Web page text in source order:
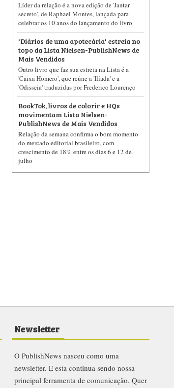
Líder da relação é a nova edição de 'Jantar
secreto', de Raphael Montes, lançada para
celebrar os 10 anos do lançamento do livro
'Diários de uma apotecária' estreia no
topo da Lista Nielsen-PublishNews de
Mais Vendidos
Outro livro que faz sua estreia na Lista é a
'Caixa Homero', que reúne a 'Ilíada' e a
'Odisseia' traduzidas por Frederico Lourenço
BookTok, livros de colorir e HQs
movimentam Lista Nielsen-
PublishNews de Mais Vendidos
Relação da semana confirma o bom momento
do mercado editorial brasileiro, com
crescimento de 18% entre os dias 6 e 12 de
julho
Newsletter
O PublishNews nasceu como uma
newsletter. E esta continua sendo nossa
principal ferramenta de comunicação. Quer